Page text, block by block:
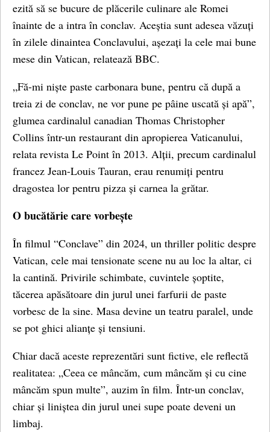
ezită să se bucure de plăcerile culinare ale Romei
înainte de a intra în conclav. Aceștia sunt adesea văzuți
în zilele dinaintea Conclavului, așezați la cele mai bune
mese din Vatican, relatează BBC.
„Fă-mi niște paste carbonara bune, pentru că după a
treia zi de conclav, ne vor pune pe pâine uscată și apă”,
glumea cardinalul canadian Thomas Christopher
Collins într-un restaurant din apropierea Vaticanului,
relata revista Le Point în 2013. Alții, precum cardinalul
francez Jean-Louis Tauran, erau renumiți pentru
dragostea lor pentru pizza și carnea la grătar.
O bucătărie care vorbește
În filmul “Conclave” din 2024, un thriller politic despre
Vatican, cele mai tensionate scene nu au loc la altar, ci
la cantină. Privirile schimbate, cuvintele șoptite,
tăcerea apăsătoare din jurul unei farfurii de paste
vorbesc de la sine. Masa devine un teatru paralel, unde
se pot ghici alianțe și tensiuni.
Chiar dacă aceste reprezentări sunt fictive, ele reflectă
realitatea: „Ceea ce mâncăm, cum mâncăm și cu cine
mâncăm spun multe”, auzim în film. Într-un conclav,
chiar și liniștea din jurul unei supe poate deveni un
limbaj.